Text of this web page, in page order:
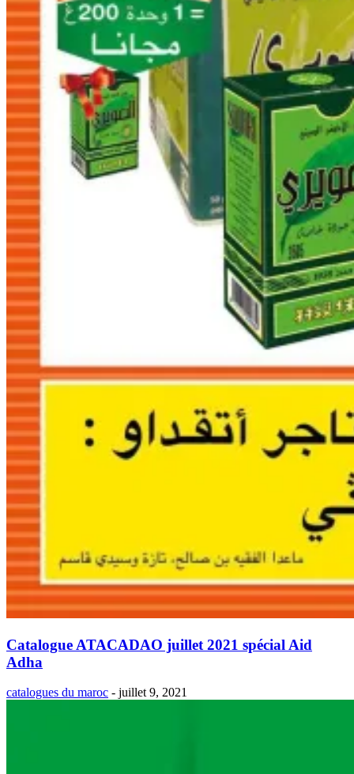
Catalogue ATACADAO juillet 2021 spécial Aid
Adha
catalogues du maroc - juillet 9, 2021